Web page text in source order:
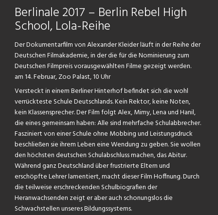
Berlinale 2017 – Berlin Rebel High
School, Lola-Reihe
Der Dokumentarfilm von Alexander Kleider läuft in der Reihe der
Deutschen Filmakademie, in der die für die Nominierung zum
Deutschen Filmpreis vorausgewählten Filme gezeigt werden.
am 14. Februar, Zoo Palast, 10 Uhr
Versteckt in einem Berliner Hinterhof befindet sich die wohl
verrückteste Schule Deutschlands. Kein Rektor, keine Noten,
kein Klassensprecher. Der Film folgt Alex, Mimy, Lena und Hanil,
die eines gemeinsam haben: Alle sind mehrfache Schulabbrecher.
Fasziniert von einer Schule ohne Mobbing und Leistungsdruck
beschließen sie ihrem Leben eine Wendung zu geben. Sie wollen
den höchsten deutschen Schulabschluss machen, das Abitur.
Während ganz Deutschland über frustrierte Eltern und
erschöpfte Lehrer lamentiert, macht dieser Film Hoffnung. Durch
die teilweise erschreckenden Schulbiografien der
Heranwachsenden zeigt er aber auch schonungslos die
Schwachstellen unseres Bildungssystems.